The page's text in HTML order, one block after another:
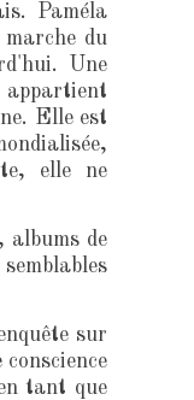
Paméla
du
Une
Elle est
elle ne
albums de
sur
tant que